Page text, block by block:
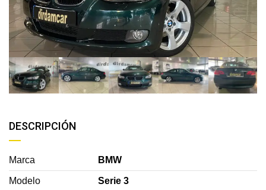
DESCRIPCIÓN
Marca BMW
Modelo Serie 3